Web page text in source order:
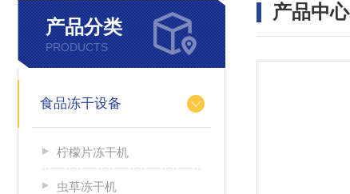
产品分类
PRODUCTS
食品冻干设备
柠檬片冻干机
虫草冻干机
产品中心